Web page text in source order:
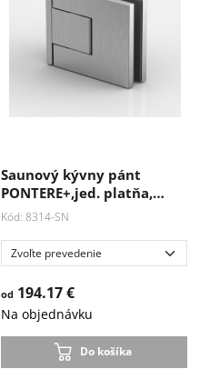
Saunový kývny pánt
PONTERE+,jed. platňa,…
Kód: 8314-SN
od 194.17 €
Na objednávku
Do košíka